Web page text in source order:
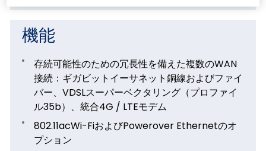
機能
存続可能性のための冗長性を備えた複数のWAN
接続：ギガビットイーサネット銅線およびファイ
バー、VDSLスーパーベクタリング（プロファイ
ル35b）、統合4G / LTEモデム
802.11acWi-FiおよびPowerover Ethernetのオ
プション